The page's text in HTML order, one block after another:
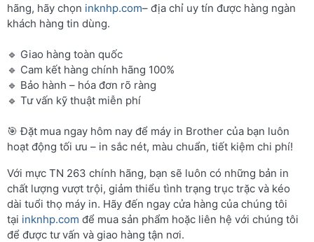
hãng, hãy chọn inknhp.com– địa chỉ uy tín được hàng ngàn
khách hàng tin dùng.
🔹 Giao hàng toàn quốc
🔹 Cam kết hàng chính hãng 100%
🔹 Bảo hành – hóa đơn rõ ràng
🔹 Tư vấn kỹ thuật miễn phí
🎯 Đặt mua ngay hôm nay để máy in Brother của bạn luôn
hoạt động tối ưu – in sắc nét, màu chuẩn, tiết kiệm chi phí!
Với mực TN 263 chính hãng, bạn sẽ luôn có những bản in
chất lượng vượt trội, giảm thiểu tình trạng trục trặc và kéo
dài tuổi thọ máy in. Hãy đến ngay cửa hàng của chúng tôi
tại inknhp.com để mua sản phẩm hoặc liên hệ với chúng tôi
để được tư vấn và giao hàng tận nơi.